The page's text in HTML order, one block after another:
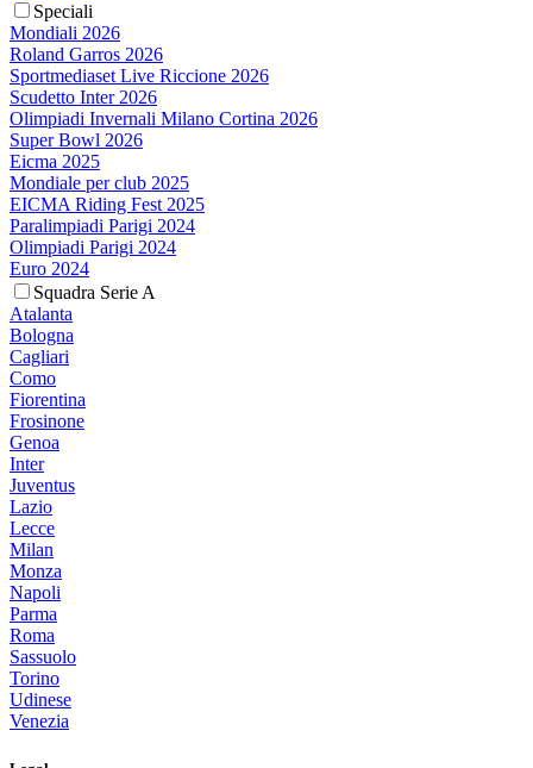
Speciali
Mondiali 2026
Roland Garros 2026
Sportmediaset Live Riccione 2026
Scudetto Inter 2026
Olimpiadi Invernali Milano Cortina 2026
Super Bowl 2026
Eicma 2025
Mondiale per club 2025
EICMA Riding Fest 2025
Paralimpiadi Parigi 2024
Olimpiadi Parigi 2024
Euro 2024
Squadra Serie A
Atalanta
Bologna
Cagliari
Como
Fiorentina
Frosinone
Genoa
Inter
Juventus
Lazio
Lecce
Milan
Monza
Napoli
Parma
Roma
Sassuolo
Torino
Udinese
Venezia